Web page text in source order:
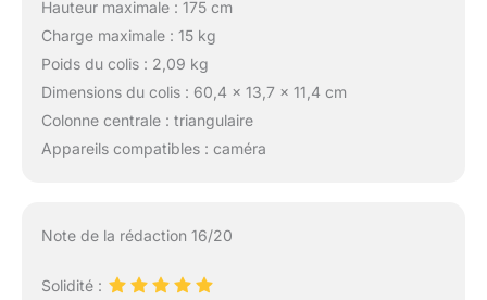
Hauteur maximale : 175 cm
Charge maximale : 15 kg
Poids du colis : 2,09 kg
Dimensions du colis : 60,4 x 13,7 x 11,4 cm
Colonne centrale : triangulaire
Appareils compatibles : caméra
Note de la rédaction 16/20
Solidité :